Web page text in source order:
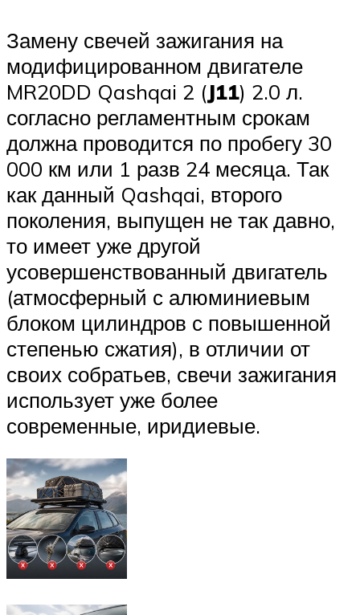
Замену свечей зажигания на
модифицированном двигателе
MR20DD Qashqai 2 (J11) 2.0 л.
согласно регламентным срокам
должна проводится по пробегу 30
000 км или 1 разв 24 месяца. Так
как данный Qashqai, второго
поколения, выпущен не так давно,
то имеет уже другой
усовершенствованный двигатель
(атмосферный с алюминиевым
блоком цилиндров с повышенной
степенью сжатия), в отличии от
своих собратьев, свечи зажигания
использует уже более
современные, иридиевые.